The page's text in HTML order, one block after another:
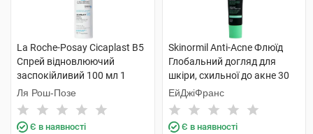
La Roche-Posay Cicaplast В5
Спрей відновлюючий
заспокійливий 100 мл 1
флакон
Ля Рош-Позе
Є в наявності
Skinormil Anti-Acne Флюїд
Глобальний догляд для
шкіри, схильної до акне 30
мл 1 туба
ЕйДжіФранс
Є в наявності